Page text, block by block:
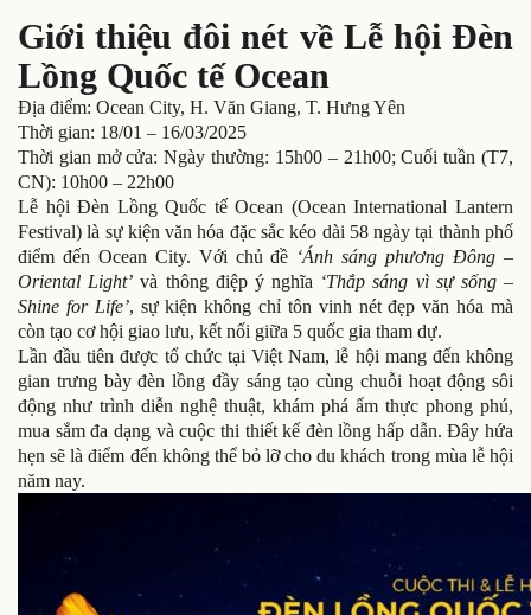
Giới thiệu đôi nét về Lễ hội Đèn
Lồng Quốc tế Ocean
Địa điểm: Ocean City, H. Văn Giang, T. Hưng Yên
Thời gian: 18/01 – 16/03/2025
Thời gian mở cửa: Ngày thường: 15h00 – 21h00; Cuối tuần (T7,
CN): 10h00 – 22h00
Lễ hội Đèn Lồng Quốc tế Ocean (Ocean International Lantern
Festival) là sự kiện văn hóa đặc sắc kéo dài 58 ngày tại thành phố
điểm đến Ocean City. Với chủ đề ‘Ánh sáng phương Đông –
Oriental Light’ và thông điệp ý nghĩa ‘Thắp sáng vì sự sống –
Shine for Life’, sự kiện không chỉ tôn vinh nét đẹp văn hóa mà
còn tạo cơ hội giao lưu, kết nối giữa 5 quốc gia tham dự.
Lần đầu tiên được tổ chức tại Việt Nam, lễ hội mang đến không
gian trưng bày đèn lồng đầy sáng tạo cùng chuỗi hoạt động sôi
động như trình diễn nghệ thuật, khám phá ẩm thực phong phú,
mua sắm đa dạng và cuộc thi thiết kế đèn lồng hấp dẫn. Đây hứa
hẹn sẽ là điểm đến không thể bỏ lỡ cho du khách trong mùa lễ hội
năm nay.